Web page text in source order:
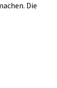
Die